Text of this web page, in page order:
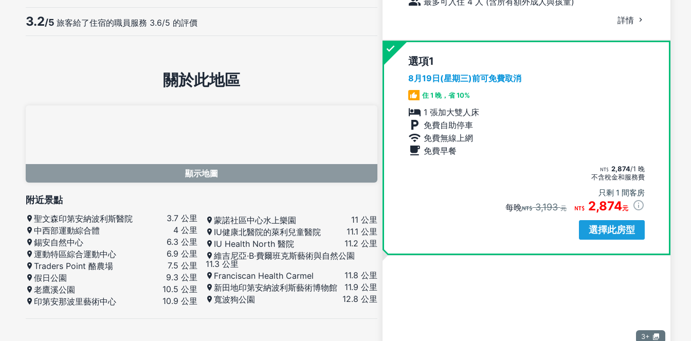
3.2/5 旅客給了住宿的職員服務 3.6/5 的評價
詳情
選項
8月19日(星期三)前可免費取消
住 1 晚，省 10%
1 張加大雙人床
免費自助停車
免費無線上網
免費早餐
2,874/1 晚
不含稅金和服務費
只剩 1 間客房
每晚 3,193元 2,874元
選擇此房型
3+
關於此地區
顯示地圖
附近景點
聖文森印第安納波利斯醫院
3.7 公里
中西部運動綜合體
4 公里
錫安自然中心
6.3 公里
運動特區綜合運動中心
6.9 公里
Traders Point 酪農場
7.5 公里
假日公園
9.3 公里
老鷹溪公園
10.5 公里
印第安那波里藝術中心
10.9 公里
蒙諾社區中心水上樂園
11 公里
IU健康北醫院的萊利兒童醫院
11.1 公里
IU Health North 醫院
11.2 公里
維吉尼亞·B·費爾班克斯藝術與自然公園
11.3 公里
Franciscan Health Carmel
11.8 公里
新田地印第安納波利斯藝術博物館
11.9 公里
寬波狗公園
12.8 公里